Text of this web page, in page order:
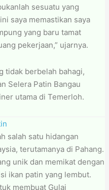
sesuatu yang
saya memastikan saya
yang baru tamat
pekerjaan,” ujarnya.
tidak berbelah bahagi,
Selera Patin Bangau
utama di Temerloh.
salah satu hidangan
terutamanya di Pahang.
unik dan memikat dengan
ikan patin yang lembut.
membuat Gulai